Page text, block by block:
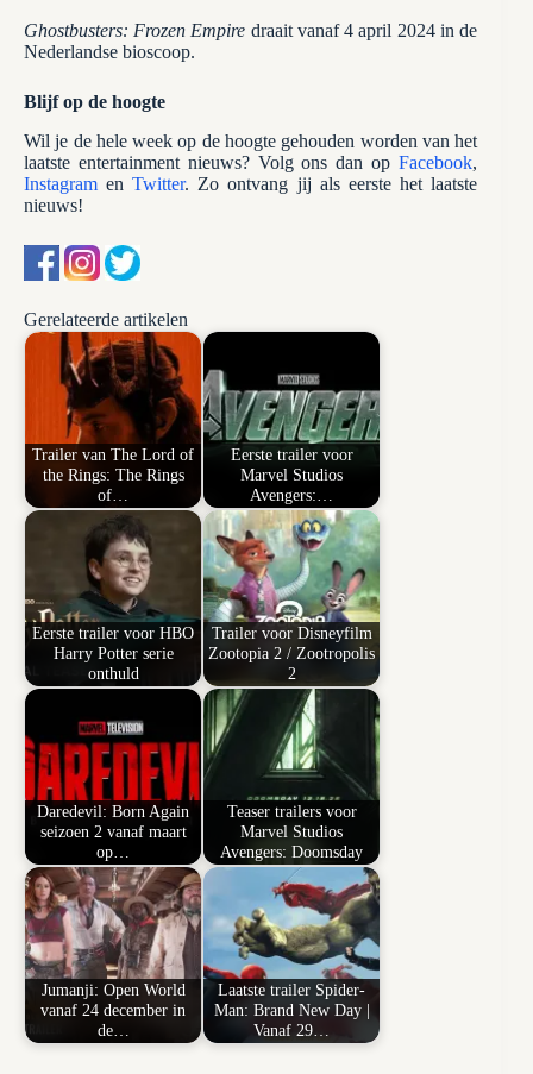
Ghostbusters: Frozen Empire draait vanaf 4 april 2024 in de
Nederlandse bioscoop.
Blijf op de hoogte
Wil je de hele week op de hoogte gehouden worden van het
laatste entertainment nieuws? Volg ons dan opFacebook,
InstagramenTwitter. Zo ontvang jij als eerste het laatste
nieuws!
Gerelateerde artikelen
Trailer van The Lord of
the Rings: The Rings
of…
Eerste trailer voor
Marvel Studios
Avengers:…
Eerste trailer voor HBO
Harry Potter serie
onthuld
Trailer voor Disneyfilm
Zootopia 2 / Zootropolis
2
Daredevil: Born Again
seizoen 2 vanaf maart
op…
Teaser trailers voor
Marvel Studios
Avengers: Doomsday
Jumanji: Open World
vanaf 24 december in
de…
Laatste trailer Spider-
Man: Brand New Day |
Vanaf 29…